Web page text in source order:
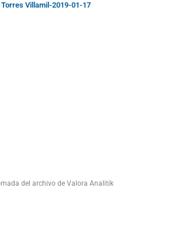
Villamil-2019-01-17
del archivo de Valora Analitik